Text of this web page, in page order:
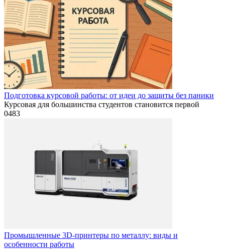
Подготовка курсовой работы: от идеи до защиты без паники
Курсовая для большинства студентов становится первой
0483
Промышленные 3D-принтеры по металлу: виды и
особенности работы